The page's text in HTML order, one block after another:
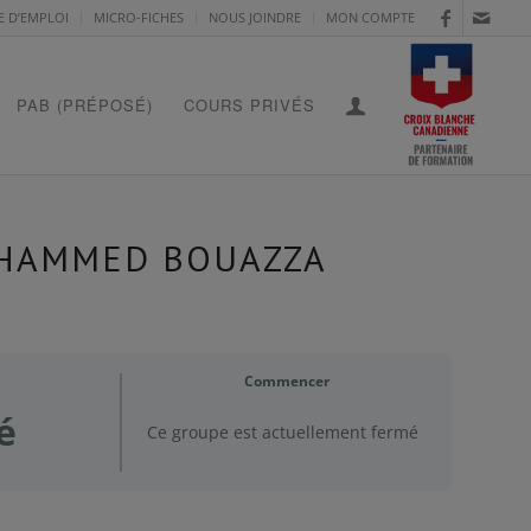
D’EMPLOI MICRO-FICHES NOUS JOINDRE MON COMPTE
PAB (PRÉPOSÉ) COURS PRIVÉS
BOUAZZA
Commencer
Ce groupe est actuellement fermé